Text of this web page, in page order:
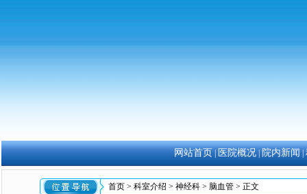
网站首页|医院概况|院内新闻|
首页 > 科室介绍 > 神经科 > 脑血管 > 正文